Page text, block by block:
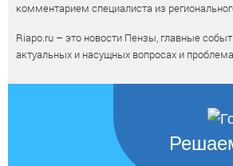
комментарием специалиста из
Riapo.ru – это новости Пензы, главные
актуальных и насущных вопросах и